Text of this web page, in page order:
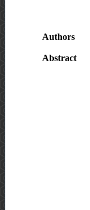
Authors
Abstract